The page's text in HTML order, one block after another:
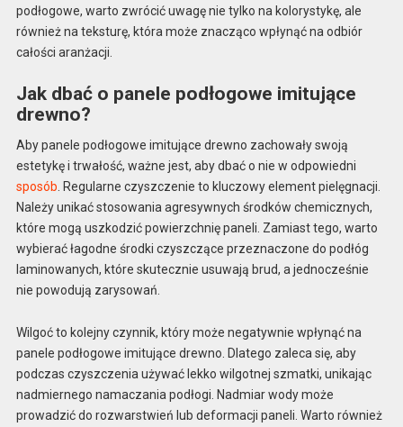
podłogowe, warto zwrócić uwagę nie tylko na kolorystykę, ale
również na teksturę, która może znacząco wpłynąć na odbiór
całości aranżacji.
Jak dbać o panele podłogowe imitujące
drewno?
Aby panele podłogowe imitujące drewno zachowały swoją
estetykę i trwałość, ważne jest, aby dbać o nie w odpowiedni
sposób . Regularne czyszczenie to kluczowy element pielęgnacji.
Należy unikać stosowania agresywnych środków chemicznych,
które mogą uszkodzić powierzchnię paneli. Zamiast tego, warto
wybierać łagodne środki czyszczące przeznaczone do podłóg
laminowanych, które skutecznie usuwają brud, a jednocześnie
nie powodują zarysowań.
Wilgoć to kolejny czynnik, który może negatywnie wpłynąć na
panele podłogowe imitujące drewno. Dlatego zaleca się, aby
podczas czyszczenia używać lekko wilgotnej szmatki, unikając
nadmiernego namaczania podłogi. Nadmiar wody może
prowadzić do rozwarstwień lub deformacji paneli. Warto również